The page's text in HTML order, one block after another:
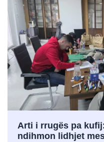
Arti i rrugës pa
ndihmon lidhjet